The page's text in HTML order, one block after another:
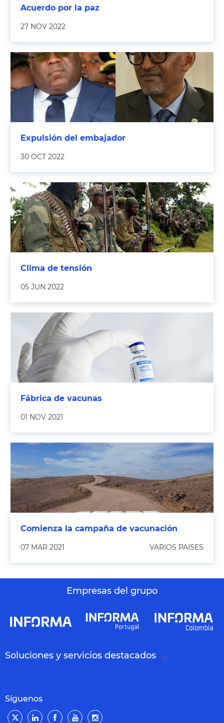
Acuerdo por la paz
27 NOV 2022
Expulsión del embajador
30 OCT 2022
Clima de tensión
05 JUN 2022
Fábrica de vacunas
01 NOV 2021
Comienza la campaña de vacunación
07 MAR 2021 VARIOS PAISES
Empresas del grupo
Soluciones y servicios destacados
Síguenos